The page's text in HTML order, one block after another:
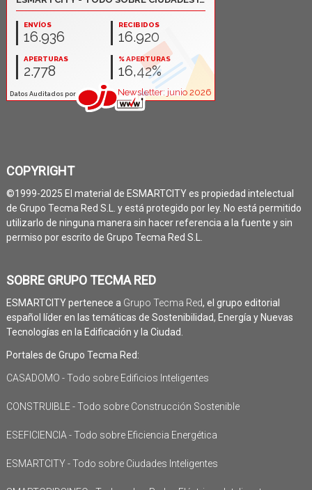
COPYRIGHT
©1999-2025 El material de ESMARTCITY es propiedad intelectual
de Grupo Tecma Red S.L. y está protegido por ley. No está permitido
utilizarlo de ninguna manera sin hacer referencia a la fuente y sin
permiso por escrito de Grupo Tecma Red S.L.
SOBRE GRUPO TECMA RED
ESMARTCITY pertenece a Grupo Tecma Red, el grupo editorial
español líder en las temáticas de Sostenibilidad, Energía y Nuevas
Tecnologías en la Edificación y la Ciudad.
Portales de Grupo Tecma Red:
CASADOMO - Todo sobre Edificios Inteligentes
CONSTRUIBLE - Todo sobre Construcción Sostenible
ESEFICIENCIA - Todo sobre Eficiencia Energética
ESMARTCITY - Todo sobre Ciudades Inteligentes